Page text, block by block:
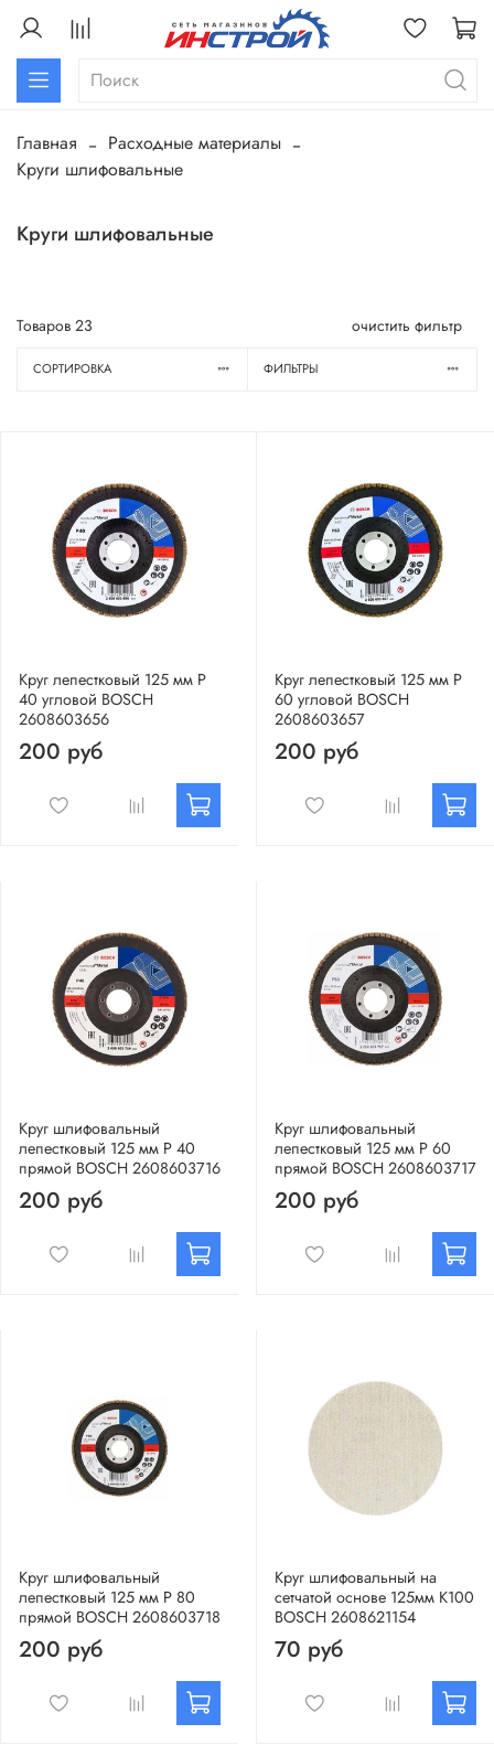
Главная
Расходные материалы
Круги шлифовальные
Круги шлифовальные
Товаров 23 очистить фильтр
СОРТИРОВКА ФИЛЬТРЫ
Круг лепестковый 125 мм Р
40 угловой BOSCH
2608603656
200 руб
Круг лепестковый 125 мм Р
60 угловой BOSCH
2608603657
200 руб
Круг шлифовальный
лепестковый 125 мм Р 40
прямой BOSCH 2608603716
200 руб
Круг шлифовальный
лепестковый 125 мм Р 60
прямой BOSCH 2608603717
200 руб
Круг шлифовальный
лепестковый 125 мм Р 80
прямой BOSCH 2608603718
200 руб
Круг шлифовальный на
сетчатой основе 125мм К100
BOSCH 2608621154
70 руб